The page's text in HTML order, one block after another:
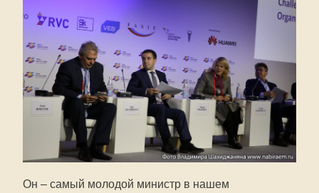
Он – самый молодой министр в нашем